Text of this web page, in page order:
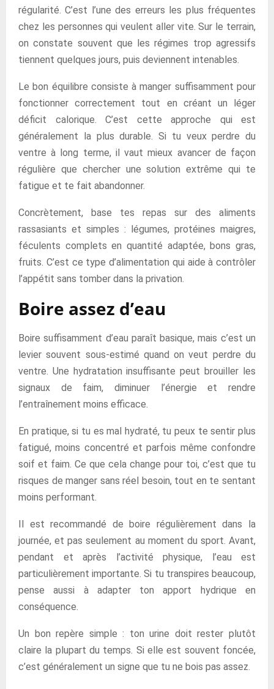
régularité. C’est l’une des erreurs les plus fréquentes
chez les personnes qui veulent aller vite. Sur le terrain,
on constate souvent que les régimes trop agressifs
tiennent quelques jours, puis deviennent intenables.
Le bon équilibre consiste à manger suffisamment pour
fonctionner correctement tout en créant un léger
déficit calorique. C’est cette approche qui est
généralement la plus durable. Si tu veux perdre du
ventre à long terme, il vaut mieux avancer de façon
régulière que chercher une solution extrême qui te
fatigue et te fait abandonner.
Concrètement, base tes repas sur des aliments
rassasiants et simples : légumes, protéines maigres,
féculents complets en quantité adaptée, bons gras,
fruits. C’est ce type d’alimentation qui aide à contrôler
l’appétit sans tomber dans la privation.
Boire assez d’eau
Boire suffisamment d’eau paraît basique, mais c’est un
levier souvent sous-estimé quand on veut perdre du
ventre. Une hydratation insuffisante peut brouiller les
signaux de faim, diminuer l’énergie et rendre
l’entraînement moins efficace.
En pratique, si tu es mal hydraté, tu peux te sentir plus
fatigué, moins concentré et parfois même confondre
soif et faim. Ce que cela change pour toi, c’est que tu
risques de manger sans réel besoin, tout en te sentant
moins performant.
Il est recommandé de boire régulièrement dans la
journée, et pas seulement au moment du sport. Avant,
pendant et après l’activité physique, l’eau est
particulièrement importante. Si tu transpires beaucoup,
pense aussi à adapter ton apport hydrique en
conséquence.
Un bon repère simple : ton urine doit rester plutôt
claire la plupart du temps. Si elle est souvent foncée,
c’est généralement un signe que tu ne bois pas assez.